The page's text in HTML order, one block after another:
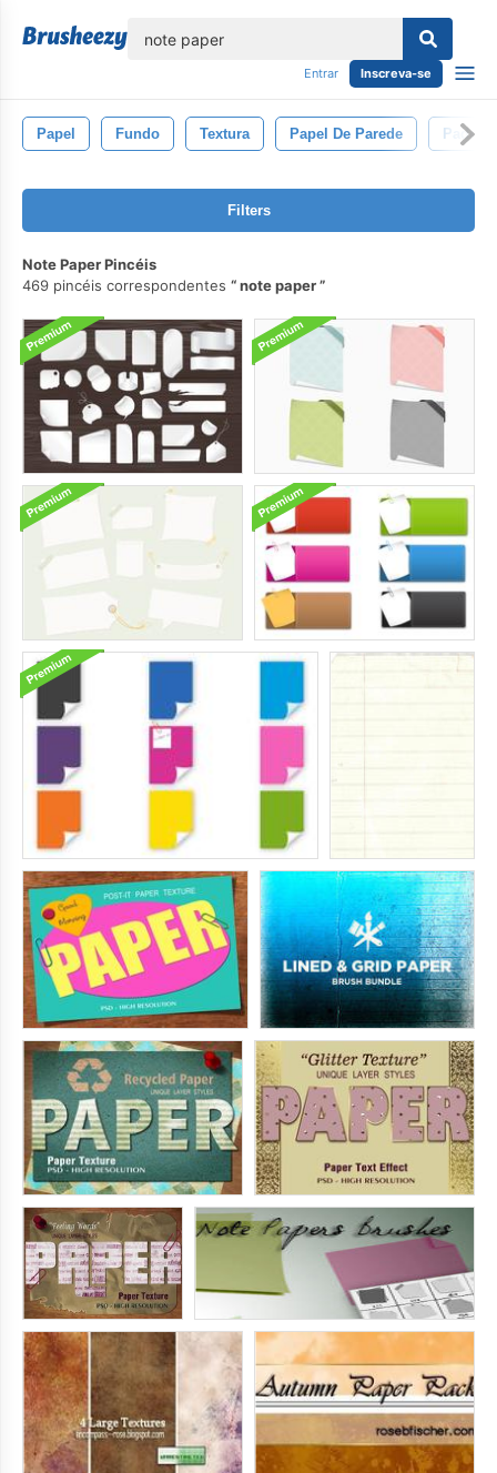
Entrar Inscreva-se
Papel Fundo Textura Papel De Parede
Filters
Note Paper Pincéis
469 pincéis correspondentes
note paper